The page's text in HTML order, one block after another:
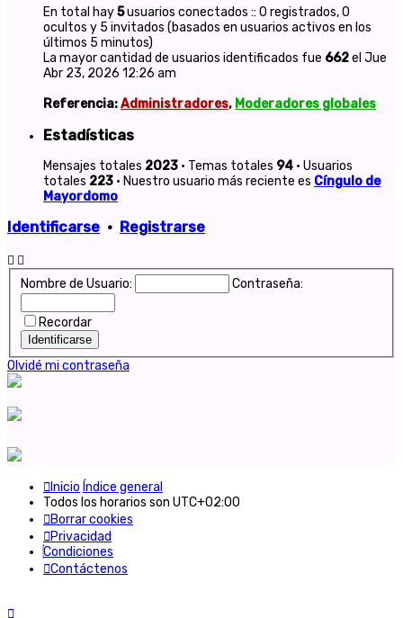
En total hay5usuarios conectados :: 0 registrados, 0
ocultos y 5 invitados (basados en usuarios activos en los
últimos 5 minutos)
La mayor cantidad de usuarios identificados fue 662el Jue
Abr 23, 2026 12:26 am
Referencia:Administradores, Moderadores globales
Estadísticas
Mensajes totales 2023 • Temas totales 94 • Usuarios
totales 223 • Nuestro usuario más reciente es Cíngulo de
Mayordomo
Identificarse • Registrarse
Nombre de Usuario: Contraseña:
Recordar
Olvidé mi contraseña
Inicio Índice general
Todos los horarios son UTC+02:00
Borrar cookies
Privacidad
Condiciones
Contáctenos